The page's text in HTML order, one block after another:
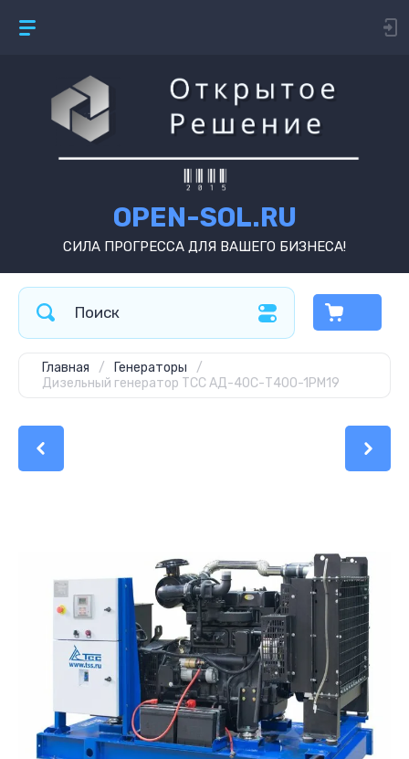
OPEN-SOL.RU
СИЛА ПРОГРЕССА ДЛЯ ВАШЕГО БИЗНЕСА!
Главная / Генераторы
/
Дизельный генератор ТСС АД-40С-Т400-1РМ19